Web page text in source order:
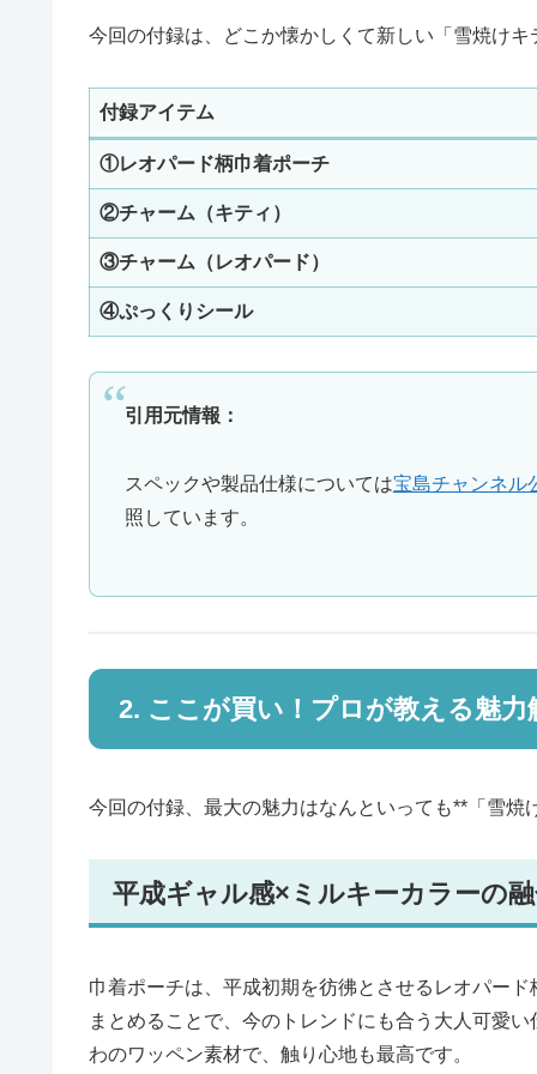
今回の付録は、どこか懐かしくて新しい「雪焼け
付録アイテム
①レオパード柄巾着ポーチ
②チャーム（キティ）
③チャーム（レオパード）
④ぷっくりシール
引用元情報：
スペックや製品仕様については宝島チャンネル
照しています。
2. ここが買い！プロが教える魅力
今回の付録、最大の魅力はなんといっても**「雪焼
平成ギャル感×ミルキーカラーの
巾着ポーチは、平成初期を彷彿とさせるレオパー
まとめることで、今のトレンドにも合う大人可愛
わのワッペン素材で、触り心地も最高です。